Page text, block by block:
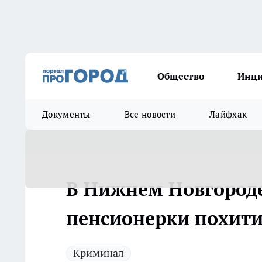
Общество
Документы Все новости Лайфхак
В Нижнем
пенсионерки
Криминал